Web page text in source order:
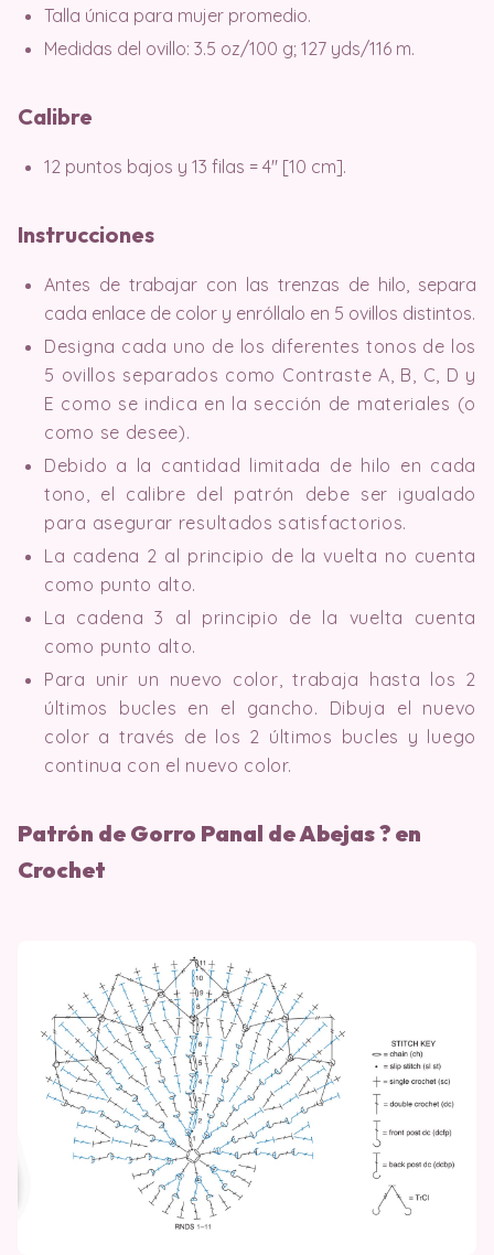
Talla única para mujer promedio.
Medidas del ovillo: 3.5 oz/100 g; 127 yds/116 m.
Calibre
12 puntos bajos y 13 filas = 4″ [10 cm].
Instrucciones
Antes de trabajar con las trenzas de hilo, separa
cada enlace de color y enróllalo en 5 ovillos distintos.
Designa cada uno de los diferentes tonos de los
5 ovillos separados como Contraste A, B, C, D y
E como se indica en la sección de materiales (o
como se desee).
Debido a la cantidad limitada de hilo en cada
tono, el calibre del patrón debe ser igualado
para asegurar resultados satisfactorios.
La cadena 2 al principio de la vuelta no cuenta
como punto alto.
La cadena 3 al principio de la vuelta cuenta
como punto alto.
Para unir un nuevo color, trabaja hasta los 2
últimos bucles en el gancho. Dibuja el nuevo
color a través de los 2 últimos bucles y luego
continua con el nuevo color.
Patrón de Gorro Panal de Abejas ? en
Crochet